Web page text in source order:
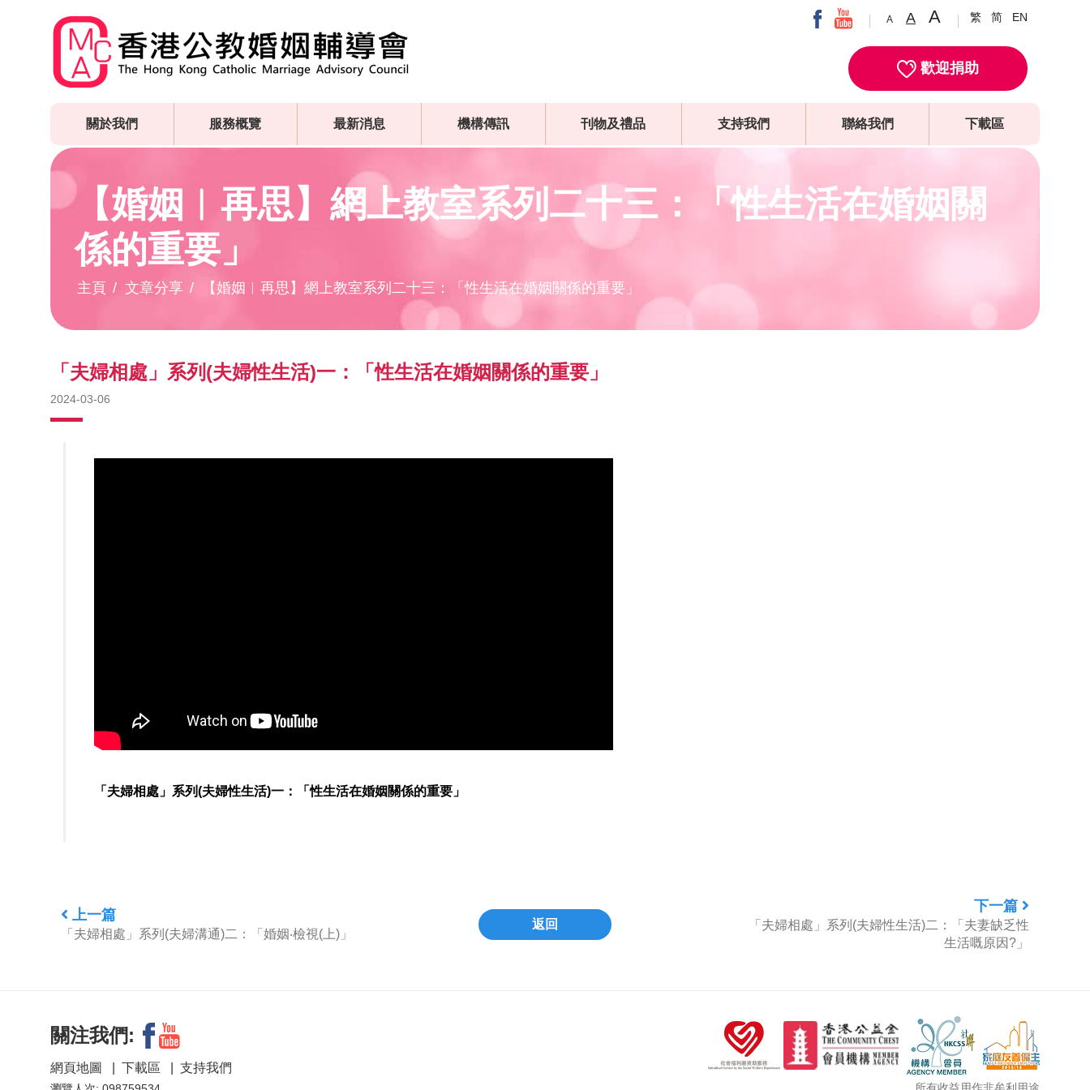
A A A 繁 简 EN
歡迎捐助
關於我們 服務概覽 最新消息 機構傳訊 刊物及禮品 支持我們 聯絡我們 下載區
【婚姻︳再思】網上教室系列二十三：「性生活在婚姻關
係的重要」
主頁 文章分享 【婚姻︳再思】網上教室系列二十三：「性生活在婚姻關係的重要」
「夫婦相處」系列(夫婦性生活)一：「性生活在婚姻關係的重要」
2024-03-06
「夫婦相處」系列(夫婦性生活)一：「性生活在婚姻關係的重要」
上一篇
「夫婦相處」系列(夫婦溝通)二：「婚姻‧檢視(上)」
返回
下一篇
「夫婦相處」系列(夫婦性生活)二：「夫妻缺乏性
生活嘅原因?」
關注我們:
網頁地圖 下載區 支持我們